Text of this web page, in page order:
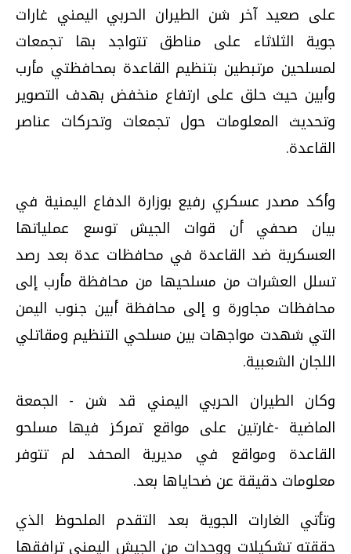
على صعيد آخر شن الطيران الحربي اليمني غارات
جوية الثلاثاء على مناطق تتواجد بها تجمعات
لمسلحين مرتبطين بتنظيم القاعدة بمحافظتي مأرب
وأبين حيث حلق على ارتفاع منخفض بهدف التصوير
وتحديث المعلومات حول تجمعات وتحركات عناصر
القاعدة.
وأكد مصدر عسكري رفيع بوزارة الدفاع اليمنية في
بيان صحفي أن قوات الجيش توسع عملياتها
العسكرية ضد القاعدة في محافظات عدة بعد رصد
تسلل العشرات من مسلحيها من محافظة مأرب إلى
محافظات مجاورة و إلى محافظة أبين جنوب اليمن
التي شهدت مواجهات بين مسلحي التنظيم ومقاتلي
اللجان الشعبية.
وكان الطيران الحربي اليمني قد شن - الجمعة
الماضية -غارتين على مواقع تمركز فيها مسلحو
القاعدة ومواقع في مديرية المحفد لم تتوفر
معلومات دقيقة عن ضحاياها بعد.
وتأتي الغارات الجوية بعد التقدم الملحوظ الذي
حققته تشكيلات ووحدات من الجيش اليمني ترافقها